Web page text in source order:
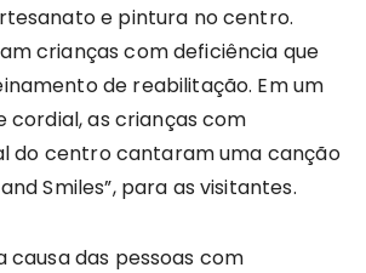
e pintura no centro.
crianças com deficiência que
de reabilitação. Em um
cordial, as crianças com
do centro cantaram uma canção
Smiles”, para as visitantes.
causa das pessoas com